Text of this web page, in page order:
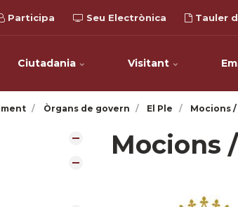
Participa Seu Electrònica Tauler
Ciutadania Visitant
Òrgans de govern El Ple Mocions
Mocions